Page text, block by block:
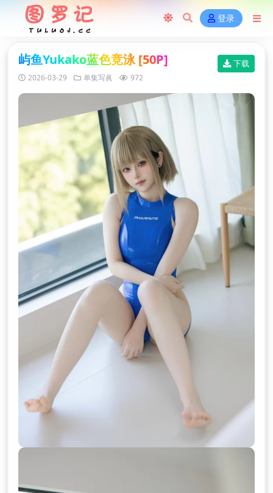
登录
屿鱼Yukako蓝色竞泳 [50P] 下载
2026-03-29 单集写眞 972